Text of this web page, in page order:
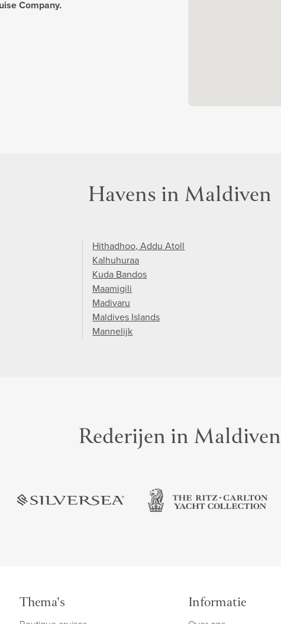
Company.
Havens in Maldiven
Hithadhoo, Addu Atoll
Kalhuhuraa
Kuda Bandos
Maamigili
Madivaru
Maldives Islands
Mannelijk
Rederijen in Maldiven
Thema's Informatie